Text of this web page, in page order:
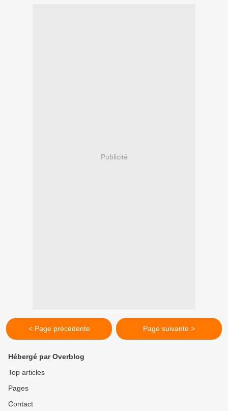
Publicité
< Page précédente Page suivante >
Hébergé par Overblog
Top articles
Pages
Contact